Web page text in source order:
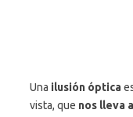
Una ilusión óptica
vista, que nos lleva